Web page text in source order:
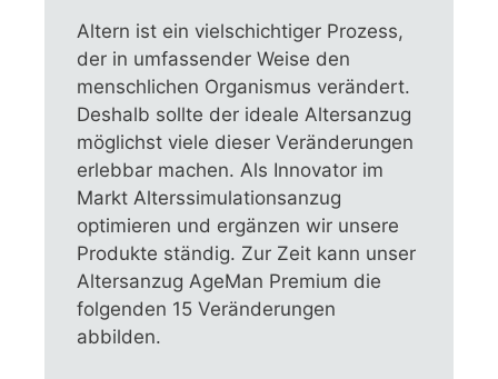
Altern ist ein vielschichtiger Prozess,
der in umfassender Weise den
menschlichen Organismus verändert.
Deshalb sollte der ideale Altersanzug
möglichst viele dieser Veränderungen
erlebbar machen. Als Innovator im
Markt Alterssimulationsanzug
optimieren und ergänzen wir unsere
Produkte ständig. Zur Zeit kann unser
Altersanzug AgeMan Premium die
folgenden 15 Veränderungen
abbilden.